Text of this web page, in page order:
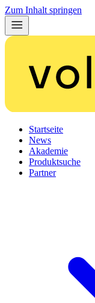
Zum Inhalt springen
Startseite
News
Akademie
Produktsuche
Partner